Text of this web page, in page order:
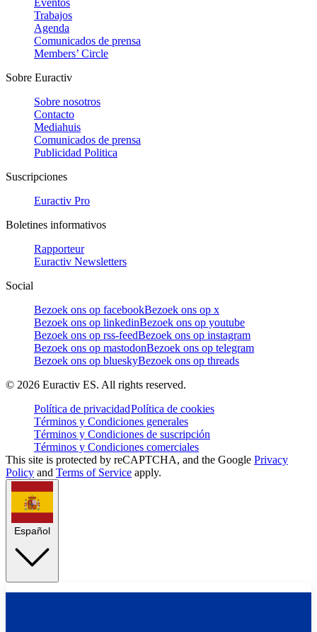
Trabajos
Agenda
Comunicados de prensa
Members’ Circle
Sobre Euractiv
Sobre nosotros
Contacto
Mediahuis
Comunicados de prensa
Publicidad Politica
Suscripciones
Euractiv Pro
Boletines informativos
Rapporteur
Euractiv Newsletters
Social
Bezoek ons op facebookBezoek ons op x
Bezoek ons op linkedinBezoek ons op youtube
Bezoek ons op rss-feedBezoek ons op instagram
Bezoek ons op mastodonBezoek ons op telegram
Bezoek ons op blueskyBezoek ons op threads
© 2026 Euractiv ES. All rights reserved.
Política de privacidadPolítica de cookies
Términos y Condiciones generales
Términos y Condiciones de suscripción
Términos y Condiciones comerciales
This site is protected by reCAPTCHA, and the Google Privacy
Policy and Terms of Service apply.
Español